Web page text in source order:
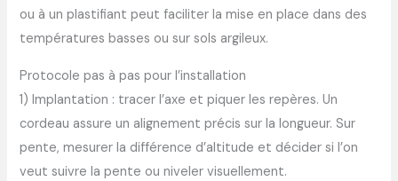
ou à un plastifiant peut faciliter la mise en place dans des
températures basses ou sur sols argileux.
Protocole pas à pas pour l’installation
1) Implantation : tracer l’axe et piquer les repères. Un
cordeau assure un alignement précis sur la longueur. Sur
pente, mesurer la différence d’altitude et décider si l’on
veut suivre la pente ou niveler visuellement.